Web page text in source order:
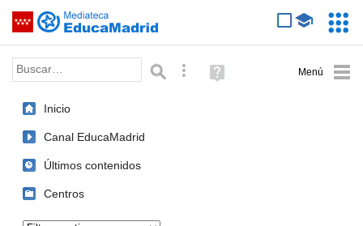
Saltar navegación
Palabra o frase: Búsqueda avanzada
Ayuda
(en
Inicio
Canal EducaMadrid
Últimos contenidos
Centros